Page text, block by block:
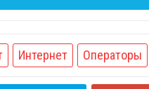
Интернет Операторы